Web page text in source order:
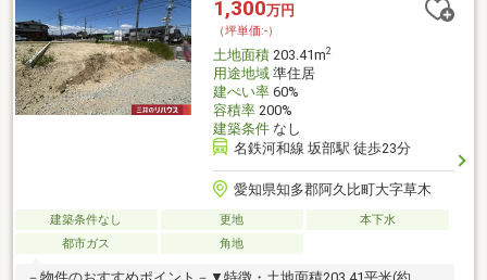
1,300万円
（坪単価:-）
土地面積203.41m2
用途地域準住居
建ぺい率60%
容積率200%
建築条件なし
名鉄河和線 坂部駅 徒歩23分
愛知県知多郡阿久比町大字草木
建築条件なし 更地
本下水
都市ガス
角地